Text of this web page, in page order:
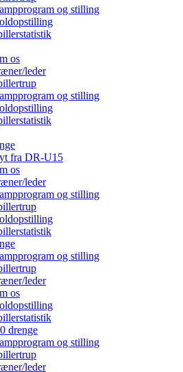
og stilling
os
leder
og stilling
fra DR-U15
os
leder
og stilling
og stilling
leder
os
drenge
og stilling
leder